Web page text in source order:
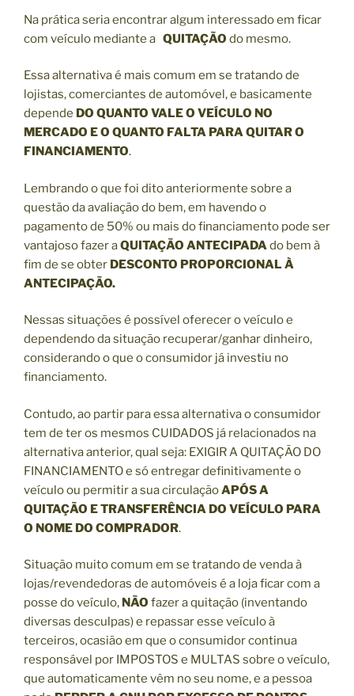
Na prática seria encontrar algum interessado em ficar
com veículo mediante a QUITAÇÃO do mesmo.
Essa alternativa é mais comum em se tratando de
lojistas, comerciantes de automóvel, e basicamente
depende DO QUANTO VALE O VEÍCULO NO
MERCADO E O QUANTO FALTA PARA QUITAR O
FINANCIAMENTO.
Lembrando o que foi dito anteriormente sobre a
questão da avaliação do bem, em havendo o
pagamento de 50% ou mais do financiamento pode ser
vantajoso fazer aQUITAÇÃO ANTECIPADAdo bem à
fim de se obter DESCONTO PROPORCIONAL À
ANTECIPAÇÃO.
Nessas situações é possível oferecer o veículo e
dependendo da situação recuperar/ganhar dinheiro,
considerando o que o consumidor já investiu no
financiamento.
Contudo, ao partir para essa alternativa o consumidor
tem de ter os mesmos CUIDADOS já relacionados na
alternativa anterior, qual seja: EXIGIR A QUITAÇÃO DO
FINANCIAMENTO e só entregar definitivamente o
veículo ou permitir a sua circulaçãoAPÓS A
QUITAÇÃO E TRANSFERÊNCIA DO VEÍCULO PARA
O NOME DO COMPRADOR.
Situação muito comum em se tratando de venda à
lojas/revendedoras de automóveis é a loja ficar com a
posse do veículo, NÃO fazer a quitação (inventando
diversas desculpas) e repassar esse veículo à
terceiros, ocasião em que o consumidor continua
responsável por IMPOSTOS e MULTAS sobre o veículo,
que automaticamente vêm no seu nome, e a pessoa